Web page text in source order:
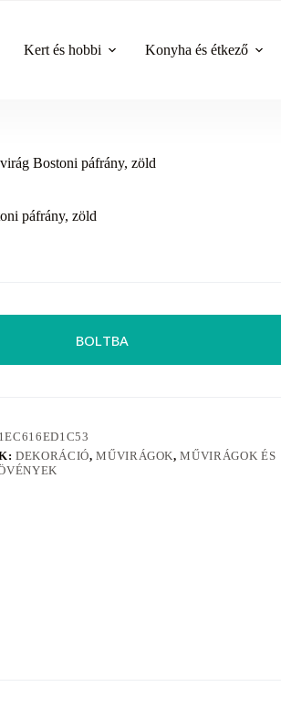
Kert és hobbi Konyha és étkező
Bostoni páfrány, zöld
páfrány, zöld
BOLTBA
1EC616ED1C53
DEKORÁCIÓ,MŰVIRÁGOK,MŰVIRÁGOK ÉS